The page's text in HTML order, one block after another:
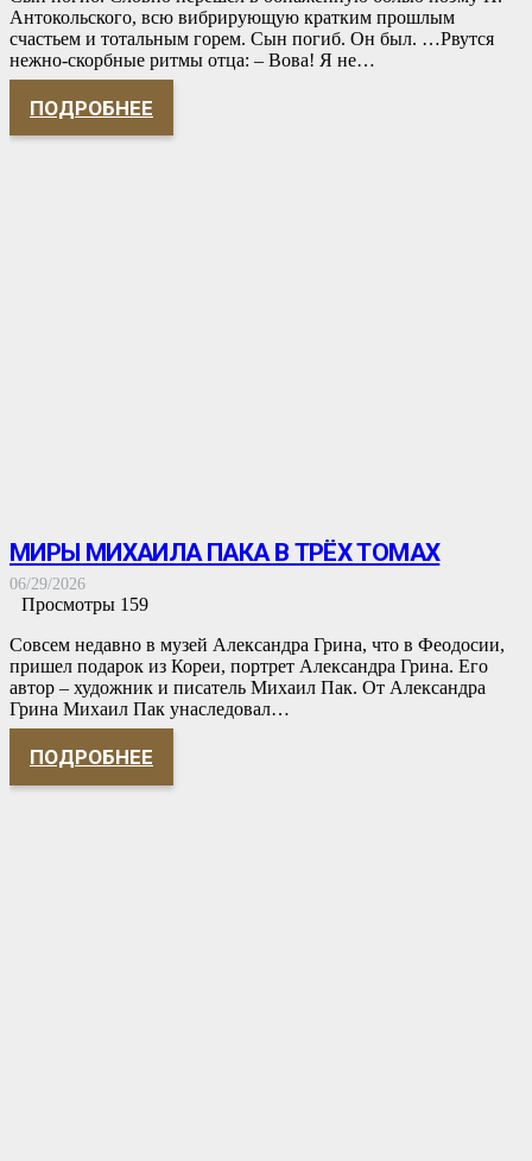
Антокольского, всю вибрирующую кратким прошлым
счастьем и тотальным горем. Сын погиб. Он был. …Рвутся
нежно-скорбные ритмы отца: – Вова! Я не…
ПОДРОБНЕЕ
МИРЫ МИХАИЛА ПАКА В ТРЁХ ТОМАХ
06/29/2026
Просмотры 159
Совсем недавно в музей Александра Грина, что в Феодосии,
пришел подарок из Кореи, портрет Александра Грина. Его
автор – художник и писатель Михаил Пак. От Александра
Грина Михаил Пак унаследовал…
ПОДРОБНЕЕ